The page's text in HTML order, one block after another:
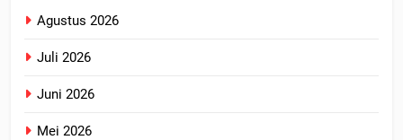
Agustus 2026
Juli 2026
Juni 2026
Mei 2026